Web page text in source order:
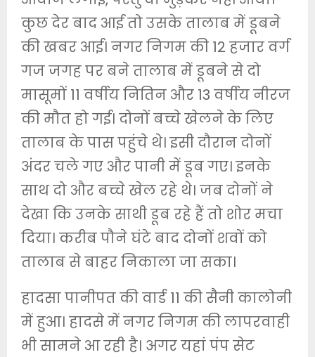
कुछ देर बाद आई तो उसके तालाब में डूबने
की खबर आई। नगर निगम की 12 हजार वर्ग
गज जगह पर बने तालाब में डूबने से दो
मासूमों 11 वर्षीय नितिन और 13 वर्षीय नीरज
की मौत हो गई। दोनों बच्चे खेलने के लिए
तालाब के पास पहुंचे थे। इसी दौरान दोनों
अंदर चले गए और पानी में डूब गए। इनके
साथ दो और बच्चे खेल रहे थे। जब दोनों ने
देखा कि उनके साथी डूब रहे हैं तो शोर मचा
दिया। करीब पौने घंटे बाद दोनों शवों को
तालाब से बाहर निकाला जा सका।
हादसा पानीपत की वार्ड 11 की सैनी कालोनी
में हुआ। हादसे में नगर निगम की लापरवाही
भी सामने आ रही है। अगर यहां पंप सेट